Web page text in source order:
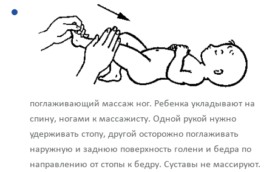
поглаживающий массаж ног. Ребенка укладывают на
спину, ногами к массажисту. Одной рукой нужно
удерживать стопу, другой осторожно поглаживать
наружную и заднюю поверхность голени и бедра по
направлению от стопы к бедру. Суставы не массируют.